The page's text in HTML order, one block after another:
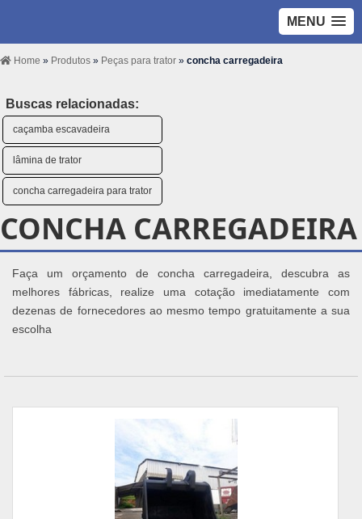
MENU
Home » Produtos » Peças para trator » concha carregadeira
Buscas relacionadas:
caçamba escavadeira
lâmina de trator
concha carregadeira para trator
CONCHA CARREGADEIRA
Faça um orçamento de concha carregadeira, descubra as
melhores fábricas, realize uma cotação imediatamente com
dezenas de fornecedores ao mesmo tempo gratuitamente a sua
escolha